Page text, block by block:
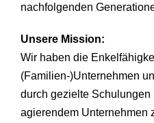
nachfolgenden
Unsere Mission:
Wir haben die
(Familien-)Unternehmen
durch gezielte
agierendem Unternehmen